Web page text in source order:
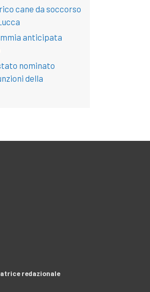
cane da soccorso
anticipata
nominato
della
redazionale